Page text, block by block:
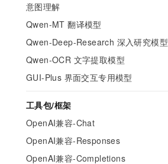
意图理解
Qwen-MT 翻译模型
Qwen-Deep-Research 深入研究模型
Qwen-OCR 文字提取模型
GUI-Plus 界面交互专用模型
工具包/框架
OpenAI兼容-Chat
OpenAI兼容-Responses
OpenAI兼容-Completions